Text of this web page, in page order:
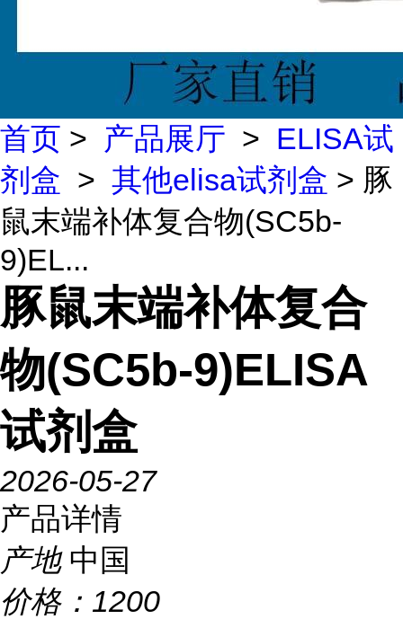
首页 > 产品展厅 > ELISA试
剂盒 > 其他elisa试剂盒 > 豚
鼠末端补体复合物(SC5b-
9)EL...
豚鼠末端补体复合
物(SC5b-9)ELISA
试剂盒
2026-05-27
产品详情
产地 中国
价格： 1200